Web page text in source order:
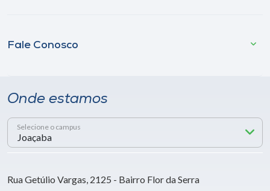
Fale Conosco
Onde estamos
Selecione o campus
Rua Getúlio Vargas, 2125 - Bairro Flor da Serra